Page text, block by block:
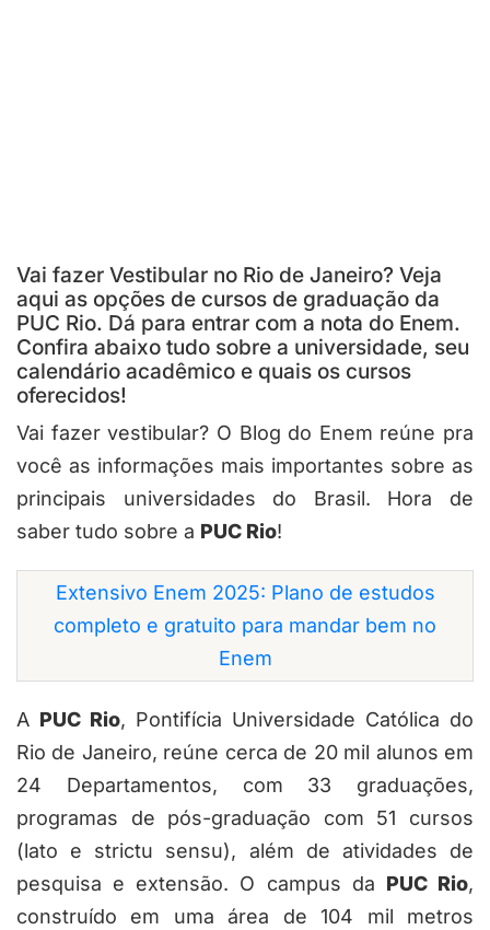
Vai fazer Vestibular no Rio de Janeiro? Veja
aqui as opções de cursos de graduação da
PUC Rio. Dá para entrar com a nota do Enem.
Confira abaixo tudo sobre a universidade, seu
calendário acadêmico e quais os cursos
oferecidos!
Vai fazer vestibular? O Blog do Enem reúne pra
você as informações mais importantes sobre as
principais universidades do Brasil. Hora de
saber tudo sobre a PUC Rio!
Extensivo Enem 2025: Plano de estudos
completo e gratuito para mandar bem no
Enem
A PUC Rio, Pontifícia Universidade Católica do
Rio de Janeiro, reúne cerca de 20 mil alunos em
24 Departamentos, com 33 graduações,
programas de pós-graduação com 51 cursos
(lato e strictu sensu), além de atividades de
pesquisa e extensão. O campus da PUC Rio,
construído em uma área de 104 mil metros